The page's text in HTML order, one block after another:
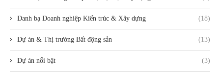
Danh bạ Doanh nghiệp Kiến trúc & Xây dựng (18)
Dự án & Thị trường Bất động sản (13)
Dự án nổi bật (3)